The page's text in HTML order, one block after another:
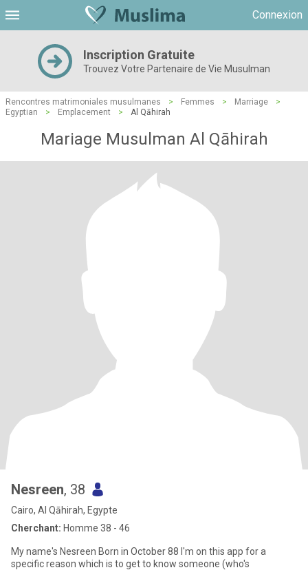
Connexion
Inscription Gratuite
Trouvez Votre Partenaire de Vie Musulman
Rencontres matrimoniales musulmanes > Femmes > Marriage
>
Egyptian
> Emplacement > Al Qāhirah
Mariage Musulman Al Qāhirah
Nesreen, 38
Cairo, Al Qāhirah, Egypte
Cherchant: Homme 38 - 46
My name's Nesreen Born in October 88 I'm on this app for a
specific reason which is to get to know someone (who's